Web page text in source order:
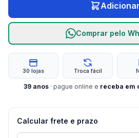
Adicionar
Comprar pelo
30 lojas Troca fácil
39 anos · pague online e receba em
Calcular frete e prazo